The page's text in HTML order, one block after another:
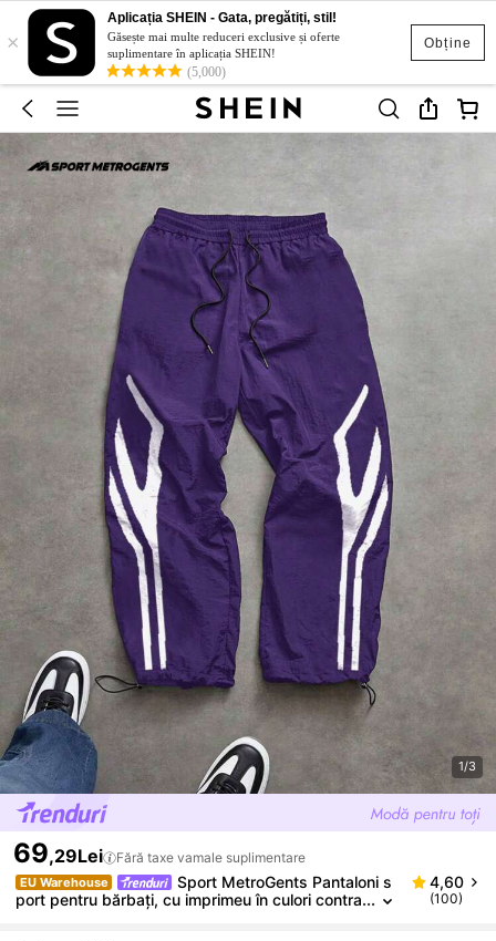
Obține
×
Aplicația SHEIN - Gata, pregătiți, stil!
Găsește mai multe reduceri exclusive și oferte
suplimentare în aplicația SHEIN!
(5,000)
1/3
69,29Lei Fără taxe vamale suplimentare
EU Warehouse
Sport MetroGents Pantaloni s
port pentru bărbați, cu imprimeu în culori contra
4,60
(100)